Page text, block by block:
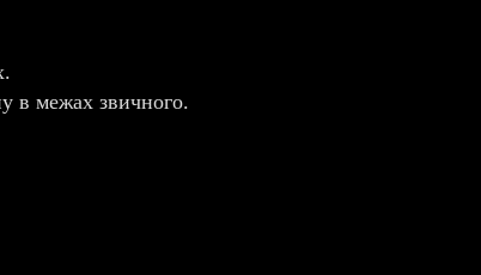
в межах звичного.